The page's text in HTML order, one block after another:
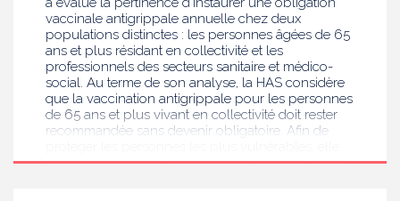
vaccinale antigrippale annuelle chez deux
populations distinctes : les personnes âgées de 65
ans et plus résidant en collectivité et les
professionnels des secteurs sanitaire et médico-
social. Au terme de son analyse, la HAS considère
que la vaccination antigrippale pour les personnes
de 65 ans et plus vivant en collectivité doit rester
recommandée sans devenir obligatoire. Afin de
recommande en revanche la mise en place d’une